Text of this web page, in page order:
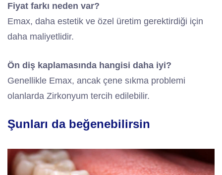
Fiyat farkı neden var?
Emax, daha estetik ve özel üretim gerektirdiği için
daha maliyetlidir.
Ön diş kaplamasında hangisi daha iyi?
Genellikle Emax, ancak çene sıkma problemi
olanlarda Zirkonyum tercih edilebilir.
Şunları da beğenebilirsin